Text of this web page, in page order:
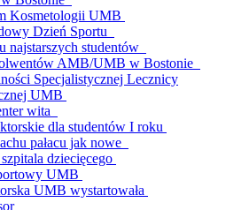
Kosmetologii UMB
Dzień Sportu
najstarszych studentów
AMB/UMB w Bostonie
Specjalistycznej Lecznicy
UMB
wita
dla studentów I roku
pałacu jak nowe
dziecięcego
UMB
UMB wystartowała